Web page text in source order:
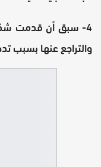
4- سبق أن قدمت
والتراجع عنها بسبب